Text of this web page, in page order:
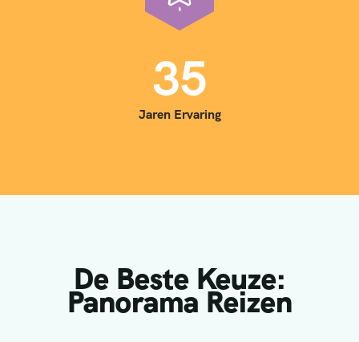
35
Jaren Ervaring
De Beste Keuze:
Panorama Reizen